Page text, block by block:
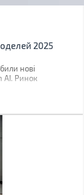
2025
нові
AI. Ринок
пам'яттю
за